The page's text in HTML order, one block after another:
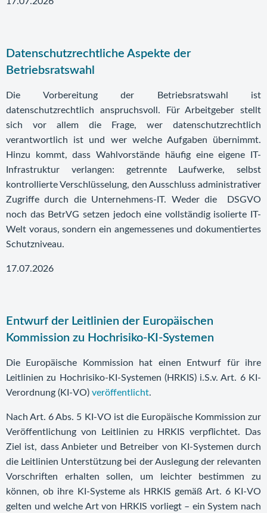
Datenschutzrechtliche Aspekte der
Betriebsratswahl
Die Vorbereitung der Betriebsratswahl ist
datenschutzrechtlich anspruchsvoll. Für Arbeitgeber stellt
sich vor allem die Frage, wer datenschutzrechtlich
verantwortlich ist und wer welche Aufgaben übernimmt.
Hinzu kommt, dass Wahlvorstände häufig eine eigene IT-
Infrastruktur verlangen: getrennte Laufwerke, selbst
kontrollierte Verschlüsselung, den Ausschluss administrativer
Zugriffe durch die Unternehmens-IT. Weder die DSGVO
noch das BetrVG setzen jedoch eine vollständig isolierte IT-
Welt voraus, sondern ein angemessenes und dokumentiertes
Schutzniveau.
17.07.2026
Entwurf der Leitlinien der Europäischen
Kommission zu Hochrisiko-KI-Systemen
Die Europäische Kommission hat einen Entwurf für ihre
Leitlinien zu Hochrisiko-KI-Systemen (HRKIS) i.S.v. Art. 6 KI-
Verordnung (KI-VO) veröffentlicht.
Nach Art. 6 Abs. 5 KI-VO ist die Europäische Kommission zur
Veröffentlichung von Leitlinien zu HRKIS verpflichtet. Das
Ziel ist, dass Anbieter und Betreiber von KI-Systemen durch
die Leitlinien Unterstützung bei der Auslegung der relevanten
Vorschriften erhalten sollen, um leichter bestimmen zu
können, ob ihre KI-Systeme als HRKIS gemäß Art. 6 KI-VO
gelten und welche Art von HRKIS vorliegt – ein System nach